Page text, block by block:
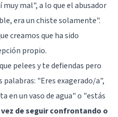
mal", a lo que el abusador
era un chiste solamente".
creamos que ha sido
propio.
pelees y te defiendas pero
"Eres exagerado/a",
en un vaso de agua" o "estás
vez de seguir confrontando o